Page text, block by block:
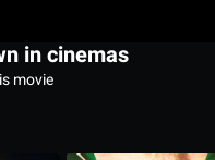
in cinemas
movie